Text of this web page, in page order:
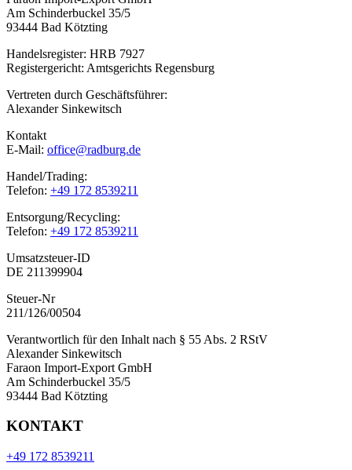
Am Schinderbuckel 35/5
93444 Bad Kötzting
Handelsregister: HRB 7927
Registergericht: Amtsgerichts Regensburg
Vertreten durch Geschäftsführer:
Alexander Sinkewitsch
Kontakt
E-Mail: office@radburg.de
Handel/Trading:
Telefon: +49 172 8539211
Entsorgung/Recycling:
Telefon: +49 172 8539211
Umsatzsteuer-ID
DE 211399904
Steuer-Nr
211/126/00504
Verantwortlich für den Inhalt nach § 55 Abs. 2 RStV
Alexander Sinkewitsch
Faraon Import-Export GmbH
Am Schinderbuckel 35/5
93444 Bad Kötzting
KONTAKT
+49 172 8539211